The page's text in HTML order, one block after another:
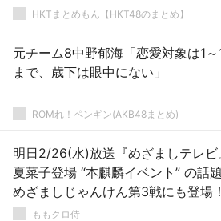
HKTまとめもん【HKT48のまとめ】
元チーム8中野郁海「恋愛対象は1
まで、歳下は眼中にない」
ROMれ！ペンギン(AKB48まとめ)
明日2/26(水)放送『めざましテレビ
夏菜子登場 “本麒麟イベント” の話
めざましじゃんけん第3戦にも登場！
ももクロ侍